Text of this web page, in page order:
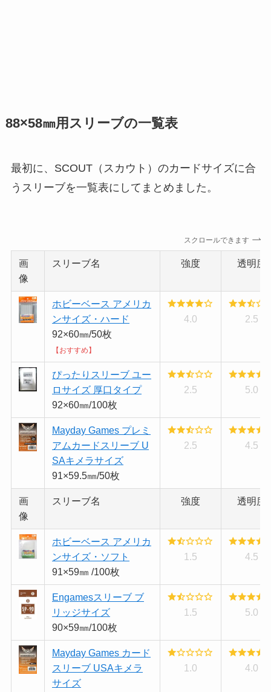
88×58㎜用スリーブの一覧表
最初に、SCOUT（スカウト）のカードサイズに合
うスリーブを一覧表にしてまとめました。
スクロールできます
画
像
スリーブ名 強度 透明度
ホビーベース アメリカ
ンサイズ・ハード
92×60㎜/50枚
【おすすめ】
4.0 2.5
ぴったりスリーブ ユー
ロサイズ 厚口タイプ
92×60㎜/100枚
2.5 5.0
Mayday Games プレミ
アムカードスリーブ U
SAキメラサイズ
91×59.5㎜/50枚
2.5 4.5
画
像
スリーブ名 強度 透明度
ホビーベース アメリカ
ンサイズ・ソフト
91×59㎜ /100枚
1.5 4.5
Engamesスリーブ ブ
リッジサイズ
90×59㎜/100枚
1.5 5.0
Mayday Games カード
スリーブ USAキメラ
サイズ
1.0 4.0